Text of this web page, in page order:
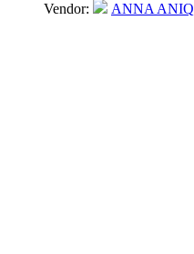
Vendor:
ANNA ANIQ